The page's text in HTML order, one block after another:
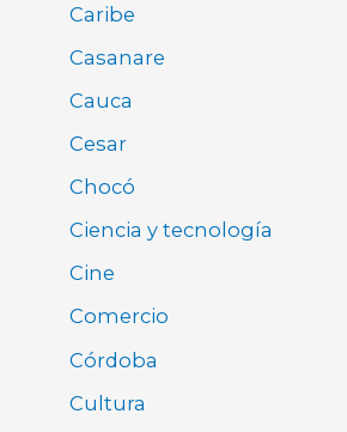
Caribe
Casanare
Cauca
Cesar
Chocó
Ciencia y tecnología
Cine
Comercio
Córdoba
Cultura